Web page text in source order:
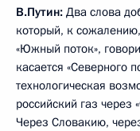
В.Путин: Два слова
который, к
«Южный поток»,
касается «Северного
технологическая
российский газ через
Через Словакию,